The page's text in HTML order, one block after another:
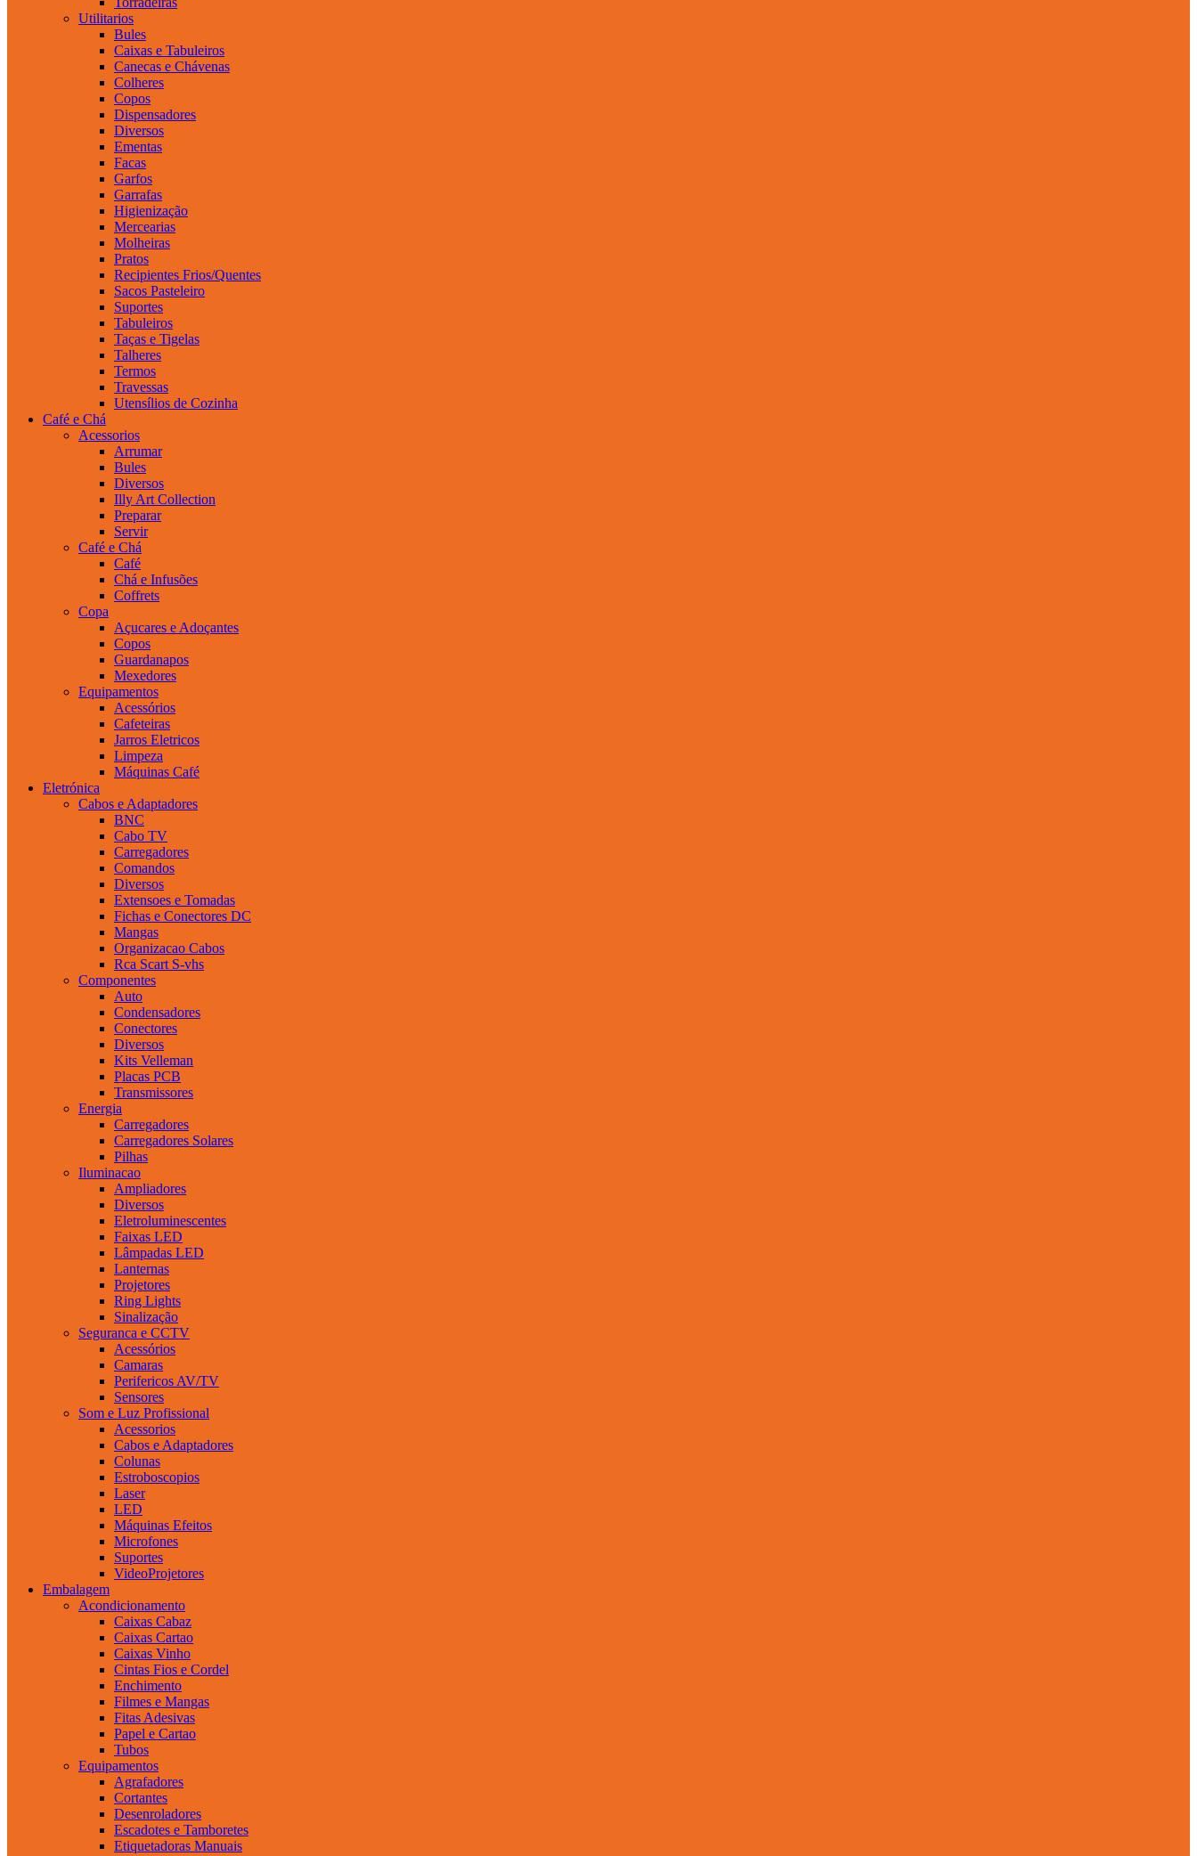
Utilitarios
Bules
Caixas e Tabuleiros
Canecas e Chávenas
Colheres
Copos
Dispensadores
Diversos
Ementas
Facas
Garfos
Garrafas
Higienização
Mercearias
Molheiras
Pratos
Recipientes Frios/Quentes
Sacos Pasteleiro
Suportes
Tabuleiros
Taças e Tigelas
Talheres
Termos
Travessas
Utensílios de Cozinha
Café e Chá
Acessorios
Arrumar
Bules
Diversos
Illy Art Collection
Preparar
Servir
Café e Chá
Café
Chá e Infusões
Coffrets
Copa
Açucares e Adoçantes
Copos
Guardanapos
Mexedores
Equipamentos
Acessórios
Cafeteiras
Jarros Eletricos
Limpeza
Máquinas Café
Eletrónica
Cabos e Adaptadores
BNC
Cabo TV
Carregadores
Comandos
Diversos
Extensoes e Tomadas
Fichas e Conectores DC
Mangas
Organizacao Cabos
Rca Scart S-vhs
Componentes
Auto
Condensadores
Conectores
Diversos
Kits Velleman
Placas PCB
Transmissores
Energia
Carregadores
Carregadores Solares
Pilhas
Iluminacao
Ampliadores
Diversos
Eletroluminescentes
Faixas LED
Lâmpadas LED
Lanternas
Projetores
Ring Lights
Sinalização
Seguranca e CCTV
Acessórios
Camaras
Perifericos AV/TV
Sensores
Som e Luz Profissional
Acessorios
Cabos e Adaptadores
Colunas
Estroboscopios
Laser
LED
Máquinas Efeitos
Microfones
Suportes
VideoProjetores
Embalagem
Acondicionamento
Caixas Cabaz
Caixas Cartao
Caixas Vinho
Cintas Fios e Cordel
Enchimento
Filmes e Mangas
Fitas Adesivas
Papel e Cartao
Tubos
Equipamentos
Agrafadores
Cortantes
Desenroladores
Escadotes e Tamboretes
Etiquetadoras Manuais